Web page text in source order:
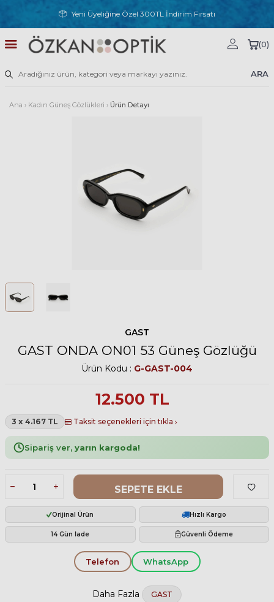
Yeni Üyeliğine Özel 300TL İndirim Fırsatı
ARA
(0)
Ana › Kadın Güneş Gözlükleri › Ürün Detayı
GAST
GAST ONDA ON01 53 Güneş Gözlüğü
Ürün Kodu : G-GAST-004
12.500 TL
3 x 4.167 TL Taksit seçenekleri için tıkla
Sipariş ver, yarın kargoda!
SEPETE EKLE
Orijinal Ürün Hızlı Kargo
14 Gün İade Güvenli Ödeme
Telefon WhatsApp
Daha Fazla GAST